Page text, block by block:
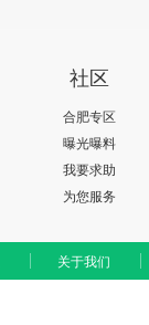
社区
合肥专区
曝光曝料
我要求助
为您服务
关于我们